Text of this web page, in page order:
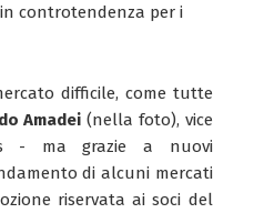
controtendenza per i
difficile, come tutte
Amadei (nella foto), vice
- ma grazie a nuovi
di alcuni mercati
riservata ai soci del